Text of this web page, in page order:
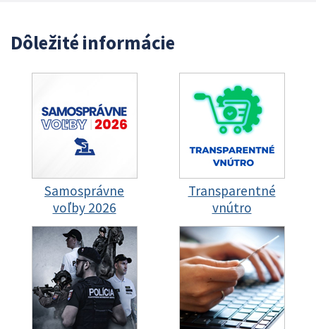
Dôležité informácie
Samosprávne
voľby 2026
Transparentné
vnútro